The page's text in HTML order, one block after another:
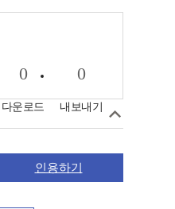
0
다운로드
0
내보내기
인용하기